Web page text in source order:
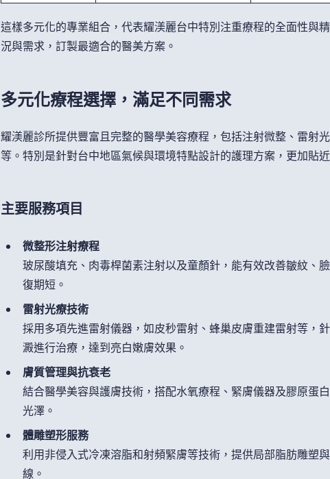
這樣多元化的專業組合，代表耀渼麗台中特別注重療程的全面性與
況與需求，訂製最適合的醫美方案。
多元化療程選擇，滿足不同需求
耀渼麗診所提供豐富且完整的醫學美容療程，包括注射微整、雷射
等。特別是針對台中地區氣候與環境特點設計的護理方案，更加貼
主要服務項目
微整形注射療程
玻尿酸填充、肉毒桿菌素注射以及童顏針，能有效改善皺紋、
復期短。
雷射光療技術
採用多項先進雷射儀器，如皮秒雷射、蜂巢皮膚重建雷射等，
澱進行治療，達到亮白嫩膚效果。
膚質管理與抗衰老
結合醫學美容與護膚技術，搭配水氧療程、緊膚儀器及膠原蛋
光澤。
體雕塑形服務
利用非侵入式冷凍溶脂和射頻緊膚等技術，提供局部脂肪雕塑
線。